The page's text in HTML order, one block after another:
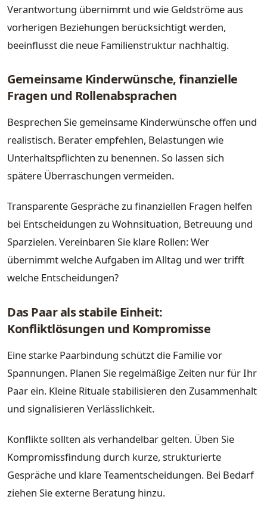
Verantwortung übernimmt und wie Geldströme aus
vorherigen Beziehungen berücksichtigt werden,
beeinflusst die neue Familienstruktur nachhaltig.
Gemeinsame Kinderwünsche, finanzielle
Fragen und Rollenabsprachen
Besprechen Sie gemeinsame Kinderwünsche offen und
realistisch. Berater empfehlen, Belastungen wie
Unterhaltspflichten zu benennen. So lassen sich
spätere Überraschungen vermeiden.
Transparente Gespräche zu finanziellen Fragen helfen
bei Entscheidungen zu Wohnsituation, Betreuung und
Sparzielen. Vereinbaren Sie klare Rollen: Wer
übernimmt welche Aufgaben im Alltag und wer trifft
welche Entscheidungen?
Das Paar als stabile Einheit:
Konfliktlösungen und Kompromisse
Eine starke Paarbindung schützt die Familie vor
Spannungen. Planen Sie regelmäßige Zeiten nur für Ihr
Paar ein. Kleine Rituale stabilisieren den Zusammenhalt
und signalisieren Verlässlichkeit.
Konflikte sollten als verhandelbar gelten. Üben Sie
Kompromissfindung durch kurze, strukturierte
Gespräche und klare Teamentscheidungen. Bei Bedarf
ziehen Sie externe Beratung hinzu.